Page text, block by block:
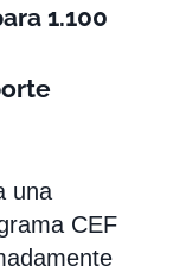
1.100
una
CEF